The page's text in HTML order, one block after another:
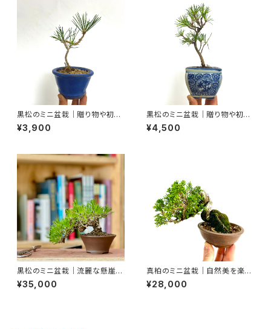
黒松のミニ盆栽｜贈り物や初心
者さん向け｜高さ約19cm
¥3,900
黒松のミニ盆栽｜贈り物や初心
者さん向け｜高さ約22cm
¥4,500
黒松のミニ盆栽｜流麗な懸崖を
楽しむ一鉢｜高さ約15cm
¥35,000
真柏のミニ盆栽｜自然美を楽し
む一鉢｜高さ約14cm
¥28,000